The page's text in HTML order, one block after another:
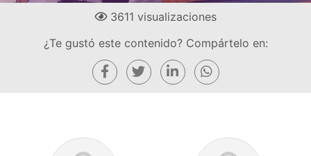
3611 visualizaciones
¿Te gustó este contenido? Compártelo en: